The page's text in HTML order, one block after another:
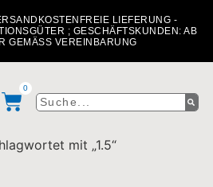
LIEFERUNG -
; GESCHÄFTSKUNDEN: AB
GEMÄSS VEREINBARUNG
0
mit „1.5“